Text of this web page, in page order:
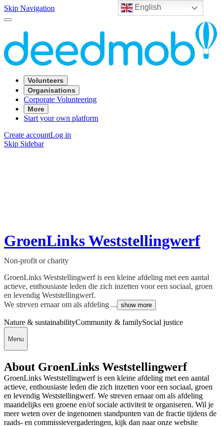
English
Skip Navigation
Volunteers
Organisations
Corporate Volunteering
More
Start your own platform
Create accountLog in
Skip Sidebar
GroenLinks Weststellingwerf
Non-profit or charity
GroenLinks Weststellingwerf is een kleine afdeling met een aantal
actieve, enthousiaste leden die zich inzetten voor een sociaal, groen
en levendig Weststellingwerf.
We streven ernaar om als afdeling ... show more
Nature & sustainabilityCommunity & familySocial justice
Menu
About GroenLinks Weststellingwerf
GroenLinks Weststellingwerf is een kleine afdeling met een aantal
actieve, enthousiaste leden die zich inzetten voor een sociaal, groen
en levendig Weststellingwerf. We streven ernaar om als afdeling
maandelijks een groene en/of sociale activiteit te organiseren. Wil je
meer weten over de ingenomen standpunten van de fractie tijdens de
raads- en commissievergaderingen, kijk dan naar onze website